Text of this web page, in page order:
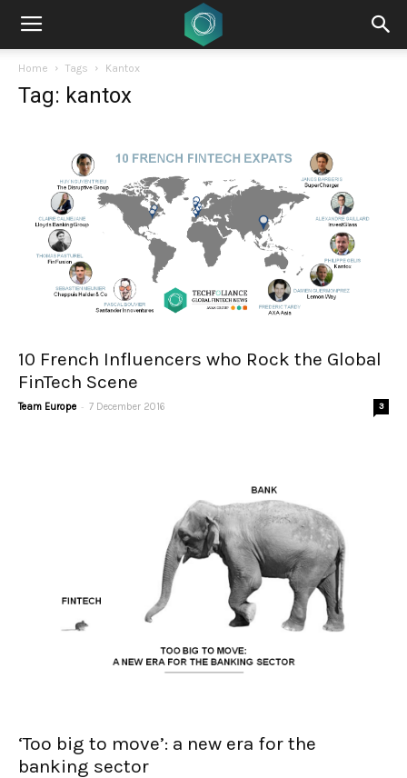
Home Tags Kantox
Tag: kantox
10 French Influencers who Rock the Global
FinTech Scene
Team Europe - 7 December 2016 3
‘Too big to move’: a new era for the
banking sector